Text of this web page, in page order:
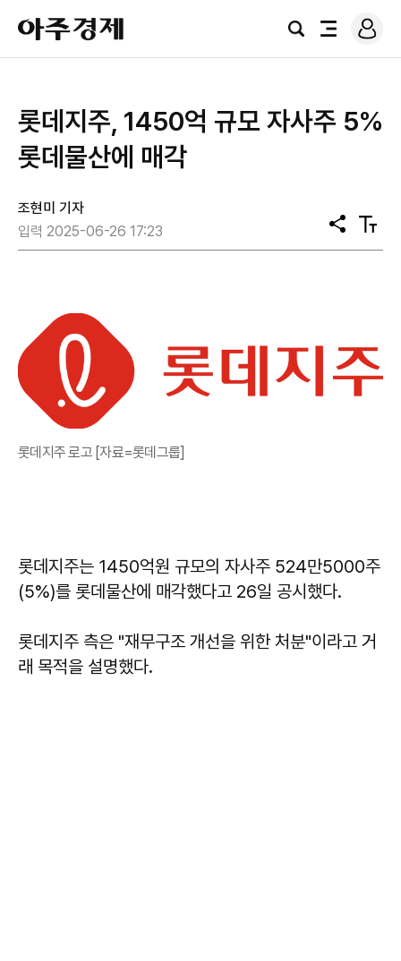
아
주
경
검
전
로
그
롯데지주, 1450억 규모 자사주 5%
롯데물산에 매각
조현미 기자
입력 2025-06-26 17:23
공
유
텍
스
롯데지주 로고 [자료=롯데그룹]
롯데지주는 1450억원 규모의 자사주 524만5000주
(5%)를 롯데물산에 매각했다고 26일 공시했다.
롯데지주 측은 "재무구조 개선을 위한 처분"이라고 거
래 목적을 설명했다.